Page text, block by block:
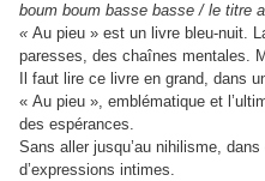
boum boum basse basse / le titre
« Au pieu » est un livre bleu-nuit.
paresses, des chaînes mentales.
Il faut lire ce livre en grand, dans
« Au pieu », emblématique et
des espérances.
Sans aller jusqu’au nihilisme,
d’expressions intimes.